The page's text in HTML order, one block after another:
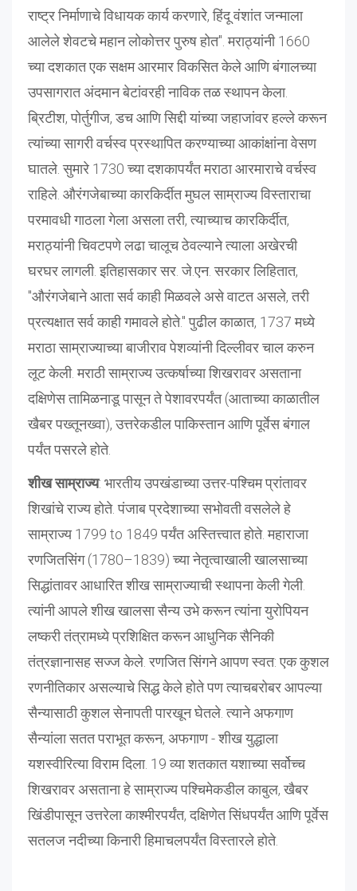
राष्ट्र निर्माणाचे विधायक कार्य करणारे, हिंदू वंशांत जन्माला
आलेले शेवटचे महान लोकोत्तर पुरुष होत". मराठ्यांनी 1660
च्या दशकात एक सक्षम आरमार विकसित केले आणि बंगालच्या
उपसागरात अंदमान बेटांवरही नाविक तळ स्थापन केला.
ब्रिटीश, पोर्तुगीज, डच आणि सिद्दी यांच्या जहाजांवर हल्ले करून
त्यांच्या सागरी वर्चस्व प्रस्थापित करण्याच्या आकांक्षांना वेसण
घातले. सुमारे 1730 च्या दशकापर्यंत मराठा आरमाराचे वर्चस्व
राहिले. औरंगजेबाच्या कारकिर्दीत मुघल साम्राज्य विस्ताराचा
परमावधी गाठला गेला असला तरी, त्याच्याच कारकिर्दीत,
मराठ्यांनी चिवटपणे लढा चालूच ठेवल्याने त्याला अखेरची
घरघर लागली. इतिहासकार सर. जे.एन. सरकार लिहितात,
"औरंगजेबाने आता सर्व काही मिळवले असे वाटत असले, तरी
प्रत्यक्षात सर्व काही गमावले होते." पुढील काळात, 1737 मध्ये
मराठा साम्राज्याच्या बाजीराव पेशव्यांनी दिल्लीवर चाल करुन
लूट केली. मराठी साम्राज्य उत्कर्षाच्या शिखरावर असताना
दक्षिणेस तामिळनाडू पासून ते पेशावरपर्यंत (आताच्या काळातील
खैबर पख्तूनख्वा), उत्तरेकडील पाकिस्तान आणि पूर्वेस बंगाल
पर्यंत पसरले होते.
शीख साम्राज्य: भारतीय उपखंडाच्या उत्तर-पश्चिम प्रांतावर
शिखांचे राज्य होते. पंजाब प्रदेशाच्या सभोवती वसलेले हे
साम्राज्य 1799 to 1849 पर्यंत अस्तित्त्वात होते. महाराजा
रणजितसिंग (1780–1839) च्या नेतृत्वाखाली खालसाच्या
सिद्धांतावर आधारित शीख साम्राज्याची स्थापना केली गेली.
त्यांनी आपले शीख खालसा सैन्य उभे करून त्यांना युरोपियन
लष्करी तंत्रामध्ये प्रशिक्षित करून आधुनिक सैनिकी
तंत्रज्ञानासह सज्ज केले. रणजित सिंगने आपण स्वत: एक कुशल
रणनीतिकार असल्याचे सिद्ध केले होते पण त्याचबरोबर आपल्या
सैन्यासाठी कुशल सेनापती पारखून घेतले. त्याने अफगाण
सैन्यांला सतत पराभूत करून, अफगाण - शीख युद्धाला
यशस्वीरित्या विराम दिला. 19 व्या शतकात यशाच्या सर्वोच्च
शिखरावर असताना हे साम्राज्य पश्चिमेकडील काबुल, खैबर
खिंडीपासून उत्तरेला काश्मीरपर्यंत, दक्षिणेत सिंधपर्यंत आणि पूर्वेस
सतलज नदीच्या किनारी हिमाचलपर्यंत विस्तारले होते.